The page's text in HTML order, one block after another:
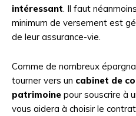
intéressant . Il faut
minimum de versement est
de leur assurance-vie.
Comme de nombreux
tourner vers un cabinet de
patrimoine pour souscrire à
vous aidera à choisir le